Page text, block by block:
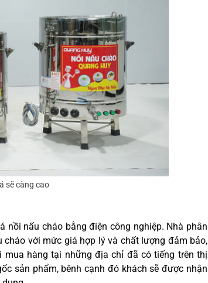
sẽ càng cao
nấu cháo bằng điện công nghiệp. Nhà phân
với mức giá hợp lý và chất lượng đảm bảo,
hàng tại những địa chỉ đã có tiếng trên thị
sản phẩm, bênh cạnh đó khách sẽ được nhận